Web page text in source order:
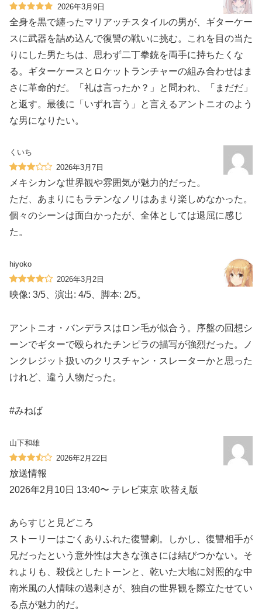
2026年3月9日
全身を黒で纏ったマリアッチスタイルの男が、ギターケー
スに武器を詰め込んで復讐の戦いに挑む。これを目の当た
りにした男たちは、思わず二丁拳銃を両手に持ちたくな
る。ギターケースとロケットランチャーの組み合わせはま
さに革命的だ。「礼は言ったか？」と問われ、「まだだ」
と返す。最後に「いずれ言う」と言えるアントニオのよう
な男になりたい。
くいち
2026年3月7日
メキシカンな世界観や雰囲気が魅力的だった。
ただ、あまりにもラテンなノリはあまり楽しめなかった。
個々のシーンは面白かったが、全体としては退屈に感じ
た。
hiyoko
2026年3月2日
映像: 3/5、演出: 4/5、脚本: 2/5。
アントニオ・バンデラスはロン毛が似合う。序盤の回想シ
ーンでギターで殴られたチンピラの描写が強烈だった。ノ
ンクレジット扱いのクリスチャン・スレーターかと思った
けれど、違う人物だった。
#みねば
山下和雄
2026年2月22日
放送情報
2026年2月10日 13:40〜 テレビ東京 吹替え版
あらすじと見どころ
ストーリーはごくありふれた復讐劇。しかし、復讐相手が
兄だったという意外性は大きな強さには結びつかない。そ
れよりも、殺伐としたトーンと、乾いた大地に対照的な中
南米風の人情味の過剰さが、独自の世界観を際立たせてい
る点が魅力的だ。